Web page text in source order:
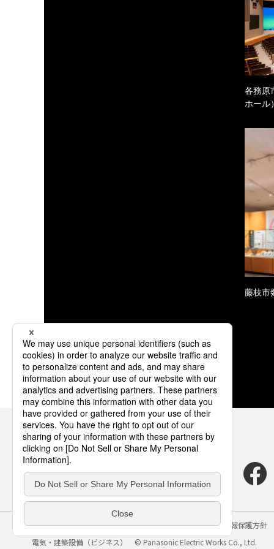
各務原
ホール
藤枝市
サイトのご利用にあたって クッキーポリシー
個人情報保護方針
電気・建築設備（ビジネス）
© Panasonic Electric Works Co., Ltd.